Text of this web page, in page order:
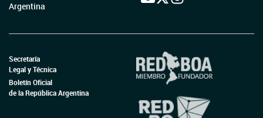
Argentina
Secretaría
Legal y Técnica
Boletín Oficial
de la República Argentina